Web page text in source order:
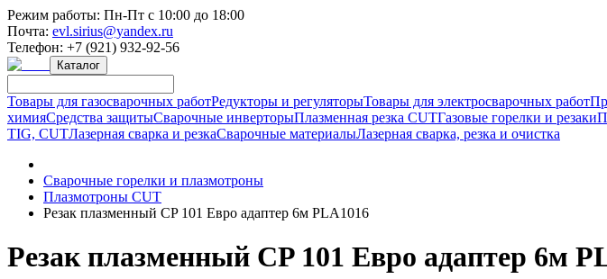
Режим работы: Пн-Пт с 10:00 до 18:00
Почта: evl.sirius@yandex.ru
Телефон: +7 (921) 932-92-56
Каталог
Товары для газосварочных работРедукторы и регуляторыТовары для электросварочных работ
химияСредства защитыСварочные инверторыПлазменная резка CUTГазовые горелки и резаки
TIG, CUTЛазерная сварка и резкаСварочные материалыЛазерная сварка, резка и очистка
Сварочные горелки и плазмотроны
Плазмотроны CUT
Резак плазменный CP 101 Евро адаптер 6м PLA1016
Резак плазменный CP 101 Евро адаптер 6м